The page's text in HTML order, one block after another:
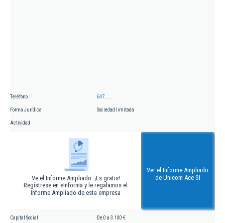
Teléfono 647.....
Forma Jurídica Sociedad limitada
Actividad
Ve el Informe Ampliado. ¡Es gratis!
Regístrese en eInforma y le regalamos el
Informe Ampliado de esta empresa
Ver el Informe Ampliado
de Unicom Ace Sl
Capital Social De 0 a 3.100 €